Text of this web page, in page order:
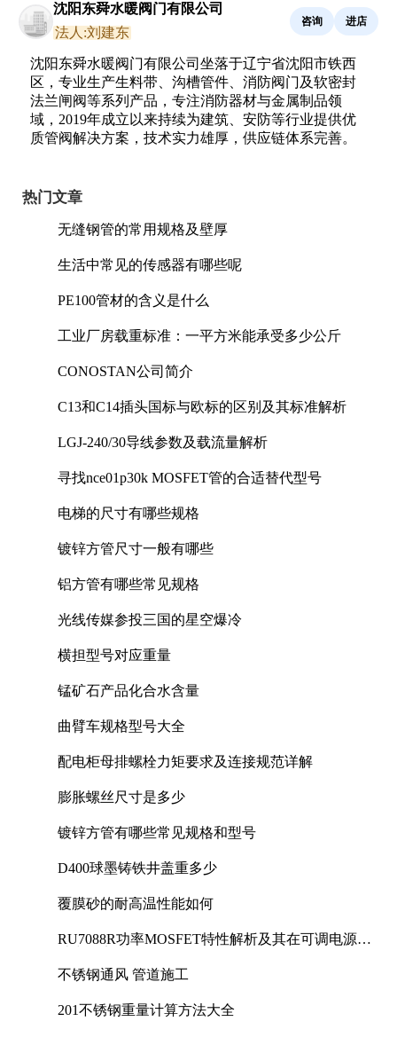
沈阳东舜水暖阀门有限公司
法人:刘建东
咨询 进店
沈阳东舜水暖阀门有限公司坐落于辽宁省沈阳市铁西
区，专业生产生料带、沟槽管件、消防阀门及软密封
法兰闸阀等系列产品，专注消防器材与金属制品领
域，2019年成立以来持续为建筑、安防等行业提供优
质管阀解决方案，技术实力雄厚，供应链体系完善。
热门文章
无缝钢管的常用规格及壁厚
生活中常见的传感器有哪些呢
PE100管材的含义是什么
工业厂房载重标准：一平方米能承受多少公斤
CONOSTAN公司简介
C13和C14插头国标与欧标的区别及其标准解析
LGJ-240/30导线参数及载流量解析
寻找nce01p30k MOSFET管的合适替代型号
电梯的尺寸有哪些规格
镀锌方管尺寸一般有哪些
铝方管有哪些常见规格
光线传媒参投三国的星空爆冷
横担型号对应重量
锰矿石产品化合水含量
曲臂车规格型号大全
配电柜母排螺栓力矩要求及连接规范详解
膨胀螺丝尺寸是多少
镀锌方管有哪些常见规格和型号
D400球墨铸铁井盖重多少
覆膜砂的耐高温性能如何
RU7088R功率MOSFET特性解析及其在可调电源设
不锈钢通风 管道施工
201不锈钢重量计算方法大全